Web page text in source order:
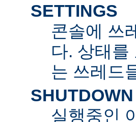
SETTINGS
콘솔에 쓰
다. 상태를
는 쓰레드
SHUTDOWN
실행중인